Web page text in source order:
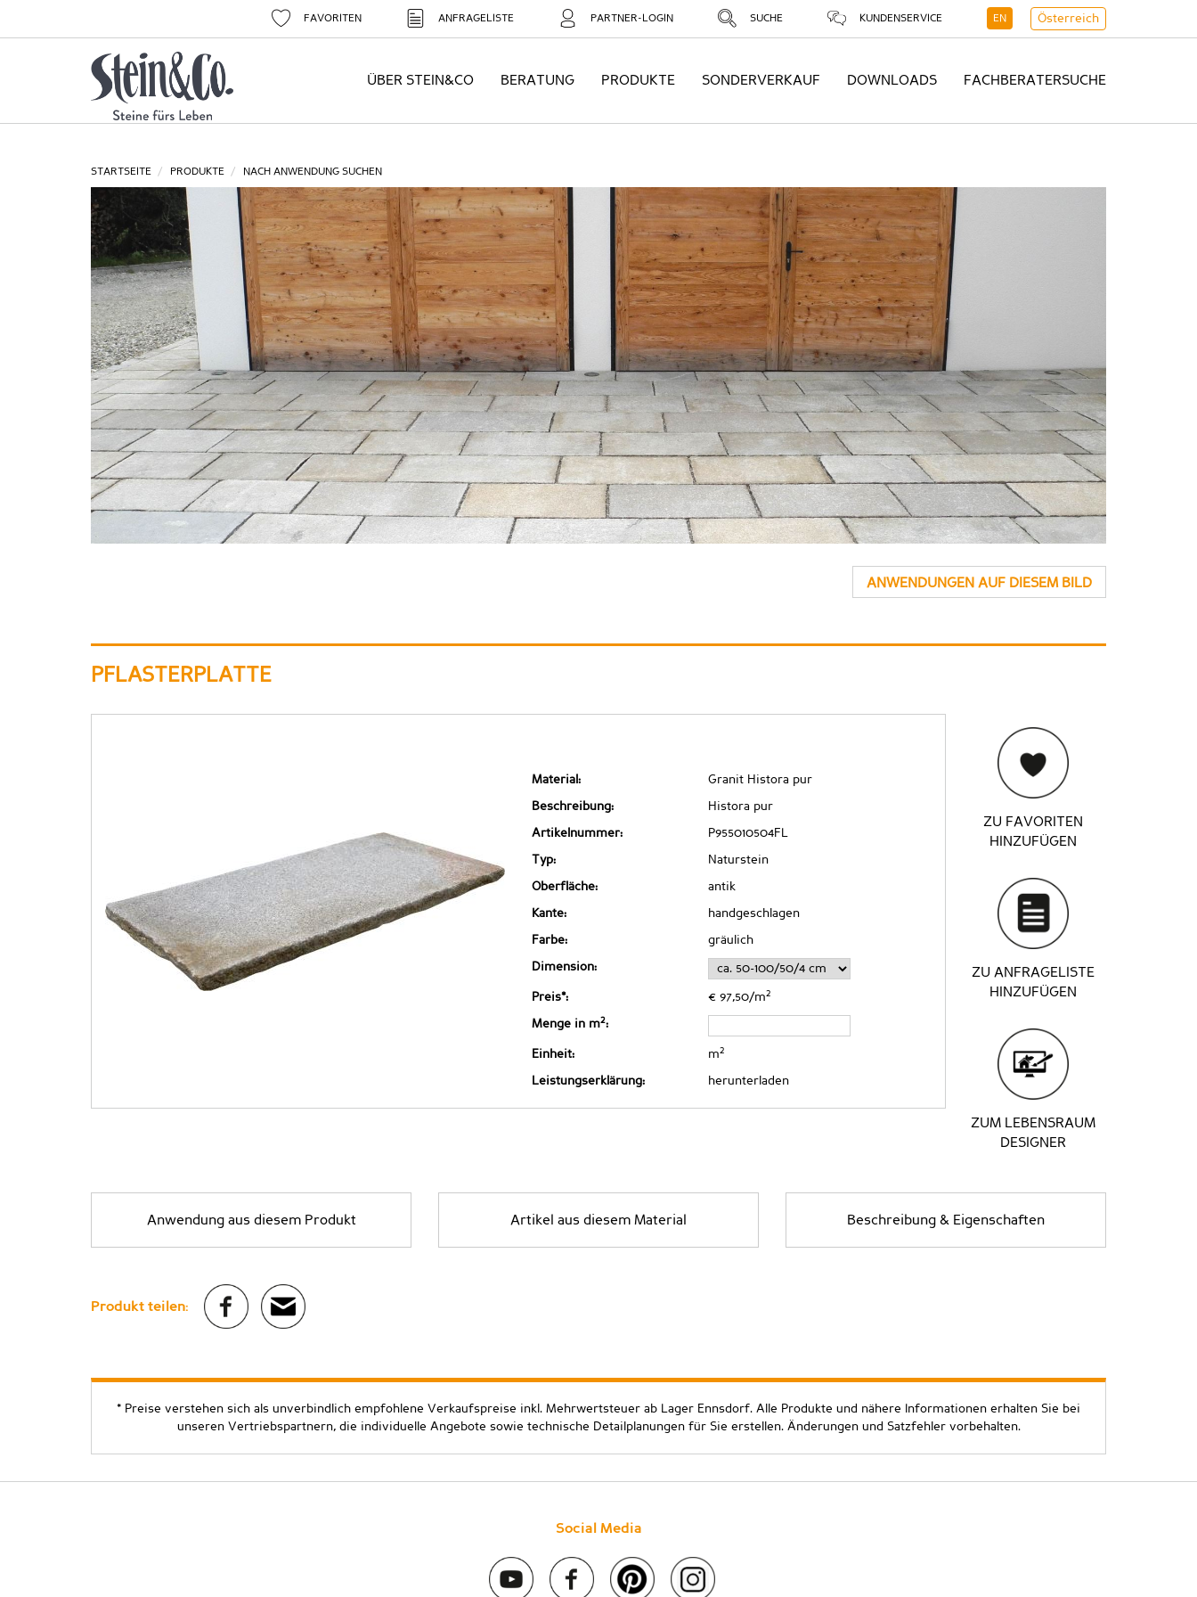
FAVORITEN ANFRAGELISTE PARTNER-LOGIN SUCHE KUNDENSERVICE EN Österreich
ÜBER STEIN&CO BERATUNG PRODUKTE SONDERVERKAUF DOWNLOADS FACHBERATERSUCHE
STARTSEITE PRODUKTE NACH ANWENDUNG SUCHEN
ANWENDUNGEN AUF DIESEM BILD
PFLASTERPLATTE
Material: Granit Histora pur
Beschreibung: Histora pur
Artikelnummer: P955010504FL
Typ: Naturstein
Oberfläche: antik
Kante: handgeschlagen
Farbe: gräulich
Dimension:
Preis*: € 97,50/m2
Menge in m2:
Einheit: m2
Leistungserklärung: herunterladen
ZU FAVORITEN
HINZUFÜGEN
ZU ANFRAGELISTE
HINZUFÜGEN
ZUM LEBENSRAUM
DESIGNER
Anwendung aus diesem Produkt Artikel aus diesem Material Beschreibung & Eigenschaften
Produkt teilen:
* Preise verstehen sich als unverbindlich empfohlene Verkaufspreise inkl. Mehrwertsteuer ab Lager Ennsdorf. Alle Produkte und nähere Informationen erhalten Sie bei
unseren Vertriebspartnern, die individuelle Angebote sowie technische Detailplanungen für Sie erstellen. Änderungen und Satzfehler vorbehalten.
Social Media